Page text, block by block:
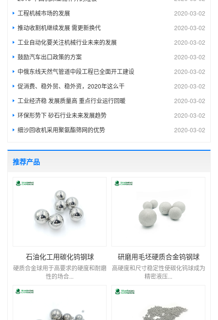
2020-03-02
工程机械市场的发展
2020-03-02
推动收割机继续发展 需更新换代
2020-03-02
工业自动化要关注机械行业未来的发展
2020-03-02
鼓励汽车出口政策的方案
2020-03-02
中俄东线天然气管道中段工程已全面开工建设
2020-03-02
促消费、稳外贸、稳外资，2020年这么干
2020-03-02
工业经济稳 发展质量高 重点行业运行回暖
2020-03-02
环保形势下 砂石行业未来发展趋势
2020-03-02
细沙回收机采用聚氨酯筛网的优势
推荐产品
石油化工用碳化钨钢球
硬质合金球用于高要求的硬度和耐磨
性的场合...
研磨用毛坯硬质合金钨钢球
高硬度和尺寸稳定性使碳化钨球成为
精密液压...